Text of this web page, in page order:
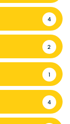
4
2
1
4